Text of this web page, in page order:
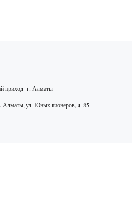
приход" г. Алматы
Алматы, ул. Юных пионеров, д. 85